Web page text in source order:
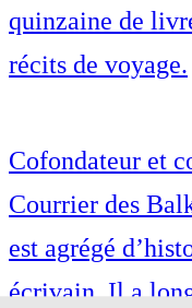
quinzaine de
récits de voyage.
Cofondateur et
Courrier des
est agrégé
écrivain. Il a